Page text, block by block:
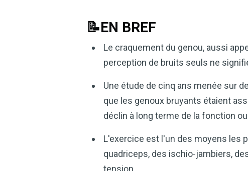
📝EN BREF
Le craquement du genou, aussi
perception de bruits seuls ne
Une étude de cinq ans menée sur
que les genoux bruyants étaient
déclin à long terme de la fonction
L'exercice est l'un des moyens les
quadriceps, des ischio-jambiers,
tension